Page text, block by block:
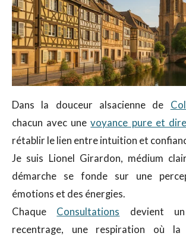
Dans la douceur alsacienne de
chacun avec unevoyance pure et
rétablir le lien entre intuition et
Je suis Lionel Girardon, médium
démarche se fonde sur une
émotions et des énergies.
Chaque Consultations devient
recentrage, une respiration où la